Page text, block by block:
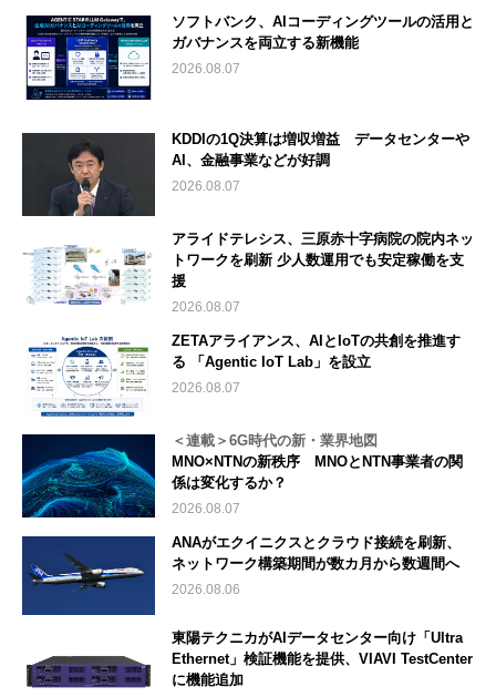
ソフトバンク、AIコーディングツールの活用と
ガバナンスを両立する新機能
2026.08.07
KDDIの1Q決算は増収増益 データセンターや
AI、金融事業などが好調
2026.08.07
アライドテレシス、三原赤十字病院の院内ネッ
トワークを刷新 少人数運用でも安定稼働を支
援
2026.08.07
ZETAアライアンス、AIとIoTの共創を推進す
る 「Agentic IoT Lab」を設立
2026.08.07
＜連載＞6G時代の新・業界地図
MNO×NTNの新秩序 MNOとNTN事業者の関
係は変化するか？
2026.08.07
ANAがエクイニクスとクラウド接続を刷新、
ネットワーク構築期間が数カ月から数週間へ
2026.08.06
東陽テクニカがAIデータセンター向け「Ultra
Ethernet」検証機能を提供、VIAVI TestCenter
に機能追加